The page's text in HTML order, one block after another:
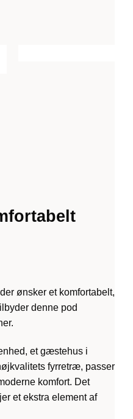
ønsker et komfortabelt,
denne pod
et gæstehus i
fyrretræ, passer
komfort. Det
et ekstra element af